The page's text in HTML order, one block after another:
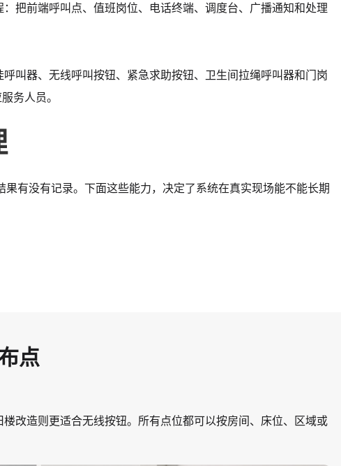
把前端呼叫点、值班岗位、电话终端、调度台、广播通知和处理
叫器、无线呼叫按钮、紧急求助按钮、卫生间拉绳呼叫器和门岗
务人员。
有没有记录。下面这些能力，决定了系统在真实现场能不能长期
点
改造则更适合无线按钮。所有点位都可以按房间、床位、区域或